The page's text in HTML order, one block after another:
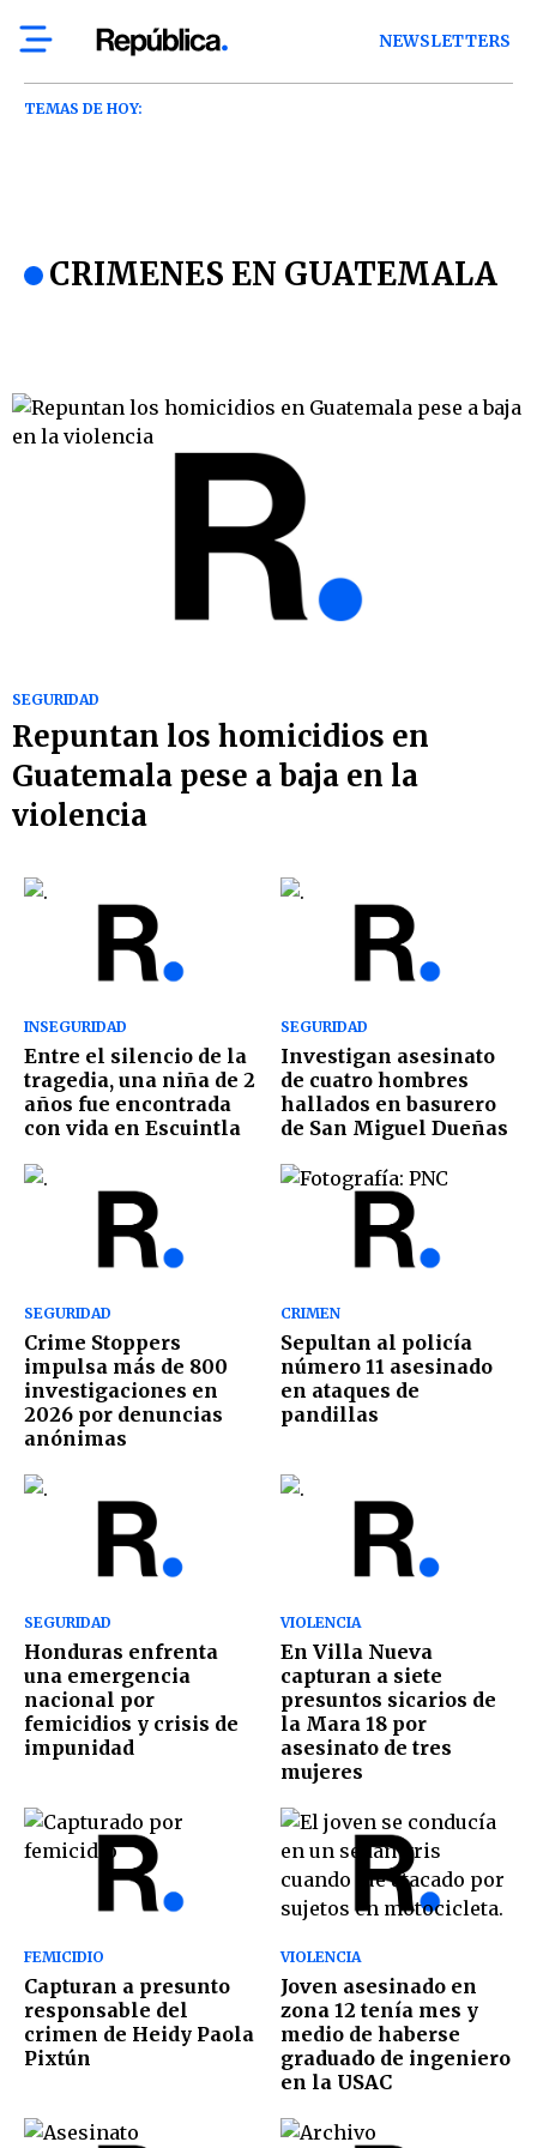
NEWSLETTERS
TEMAS DE HOY:
CRIMENES EN GUATEMALA
SEGURIDAD
Repuntan los homicidios en
Guatemala pese a baja en la
violencia
INSEGURIDAD
Entre el silencio de la
tragedia, una niña de 2
años fue encontrada
con vida en Escuintla
SEGURIDAD
Investigan asesinato
de cuatro hombres
hallados en basurero
de San Miguel Dueñas
SEGURIDAD
Crime Stoppers
impulsa más de 800
investigaciones en
2026 por denuncias
anónimas
CRIMEN
Sepultan al policía
número 11 asesinado
en ataques de
pandillas
SEGURIDAD
Honduras enfrenta
una emergencia
nacional por
femicidios y crisis de
impunidad
VIOLENCIA
En Villa Nueva
capturan a siete
presuntos sicarios de
la Mara 18 por
asesinato de tres
mujeres
FEMICIDIO
Capturan a presunto
responsable del
crimen de Heidy Paola
Pixtún
VIOLENCIA
Joven asesinado en
zona 12 tenía mes y
medio de haberse
graduado de ingeniero
en la USAC